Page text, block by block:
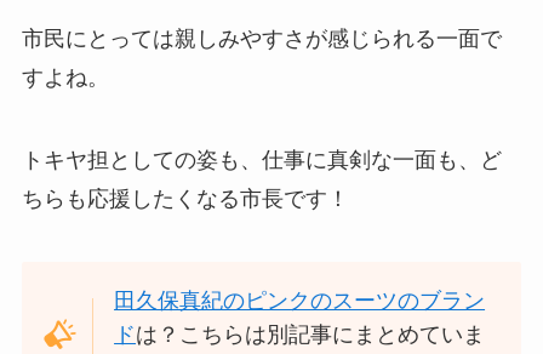
市民にとっては親しみやすさが感じられる一面で
すよね。
トキヤ担としての姿も、仕事に真剣な一面も、ど
ちらも応援したくなる市長です！
田久保真紀のピンクのスーツのブラン
ドは？こちらは別記事にまとめていま